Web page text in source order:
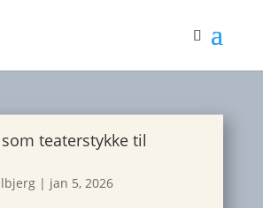
teaterstykke til
| jan 5, 2026